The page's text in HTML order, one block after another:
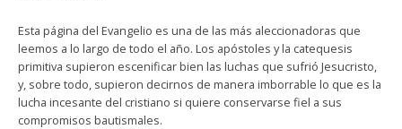
Esta página del Evangelio es una de las más aleccionadoras que
leemos a lo largo de todo el año. Los apóstoles y la catequesis
primitiva supieron escenificar bien las luchas que sufrió Jesucristo,
y, sobre todo, supieron decirnos de manera imborrable lo que es la
lucha incesante del cristiano si quiere conservarse fiel a sus
compromisos bautismales.